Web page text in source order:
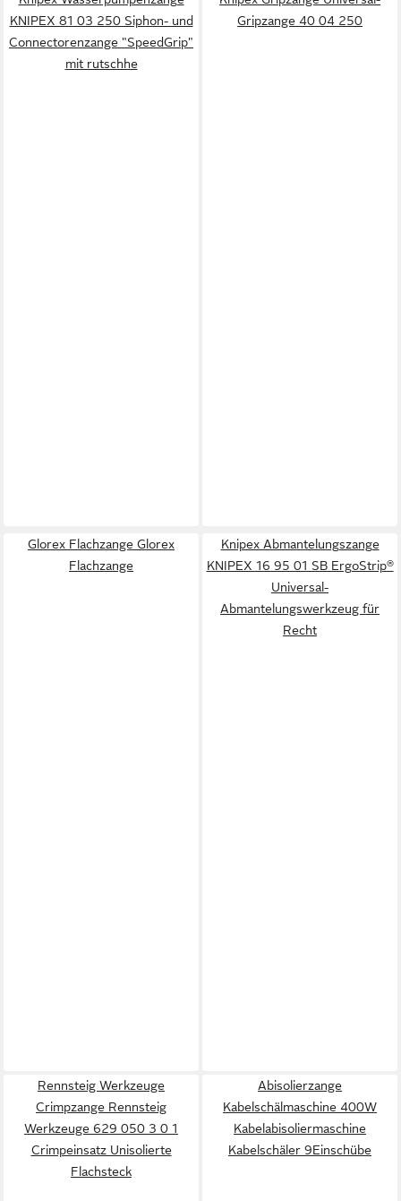
KNIPEX 81 03 250 Siphon- und
Connectorenzange "SpeedGrip"
mit rutschhe
Gripzange 40 04 250
Glorex Flachzange Glorex
Flachzange
Knipex Abmantelungszange
KNIPEX 16 95 01 SB ErgoStrip®
Universal-
Abmantelungswerkzeug für
Recht
Rennsteig Werkzeuge
Crimpzange Rennsteig
Werkzeuge 629 050 3 0 1
Crimpeinsatz Unisolierte
Flachsteck
Abisolierzange
Kabelschälmaschine 400W
Kabelabisoliermaschine
Kabelschäler 9Einschübe